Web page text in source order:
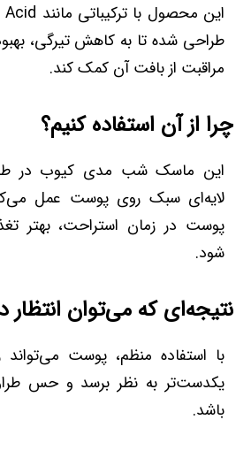
طراحی شده تا به کاهش تیرگی،
مراقبت از بافت آن کمک کند.
چرا از آن استفاده کنیم؟
این ماسک شب مدی کیوب در
لایه‌ای سبک روی پوست عمل
پوست در زمان استراحت، بهتر
شود.
نتیجه‌ای که می‌توان
با استفاده منظم، پوست می‌تواند
یکدست‌تر به نظر برسد و حس
باشد.